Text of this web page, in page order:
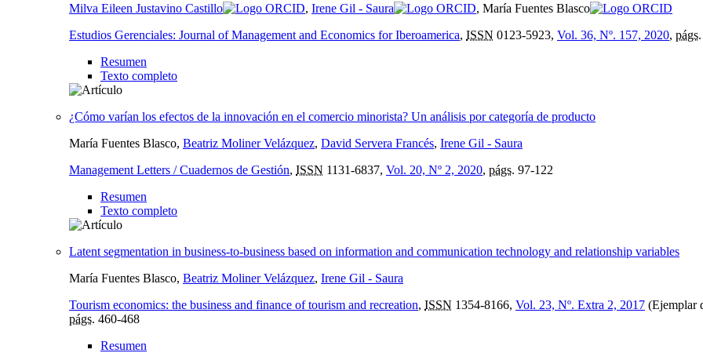
Milva Eileen Justavino Castillo
, Irene Gil - Saura
, María Fuentes Blasco
Estudios Gerenciales: Journal of Management and Economics for Iberoamerica, ISSN 0123-5923, Vol. 36, Nº. 157, 2020, págs.
Resumen
Texto completo
¿Cómo varían los efectos de la innovación en el comercio minorista? Un análisis por categoría de producto
María Fuentes Blasco, Beatriz Moliner Velázquez, David Servera Francés, Irene Gil - Saura
Management Letters / Cuadernos de Gestión, ISSN 1131-6837, Vol. 20, Nº 2, 2020, págs. 97-122
Resumen
Texto completo
Latent segmentation in business-to-business based on information and communication technology and relationship variables
María Fuentes Blasco, Beatriz Moliner Velázquez, Irene Gil - Saura
Tourism economics: the business and finance of tourism and recreation, ISSN 1354-8166, Vol. 23, Nº. Extra 2, 2017 (Ejemplar
págs. 460-468
Resumen